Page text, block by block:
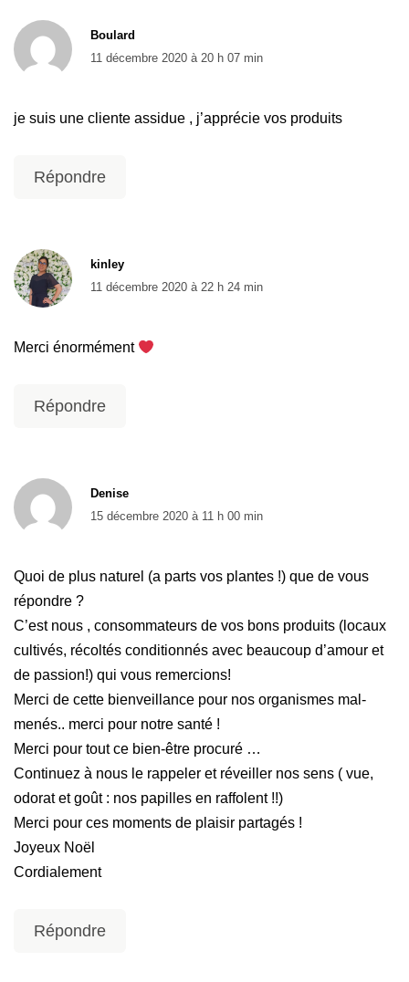
Boulard
11 décembre 2020 à 20 h 07 min
je suis une cliente assidue , j’apprécie vos produits
Répondre
kinley
11 décembre 2020 à 22 h 24 min
Merci énormément
Répondre
Denise
15 décembre 2020 à 11 h 00 min
Quoi de plus naturel (a parts vos plantes !) que de vous
répondre ?
C’est nous , consommateurs de vos bons produits (locaux
cultivés, récoltés conditionnés avec beaucoup d’amour et
de passion!) qui vous remercions!
Merci de cette bienveillance pour nos organismes mal-
menés.. merci pour notre santé !
Merci pour tout ce bien-être procuré …
Continuez à nous le rappeler et réveiller nos sens ( vue,
odorat et goût : nos papilles en raffolent !!)
Merci pour ces moments de plaisir partagés !
Joyeux Noël
Cordialement
Répondre